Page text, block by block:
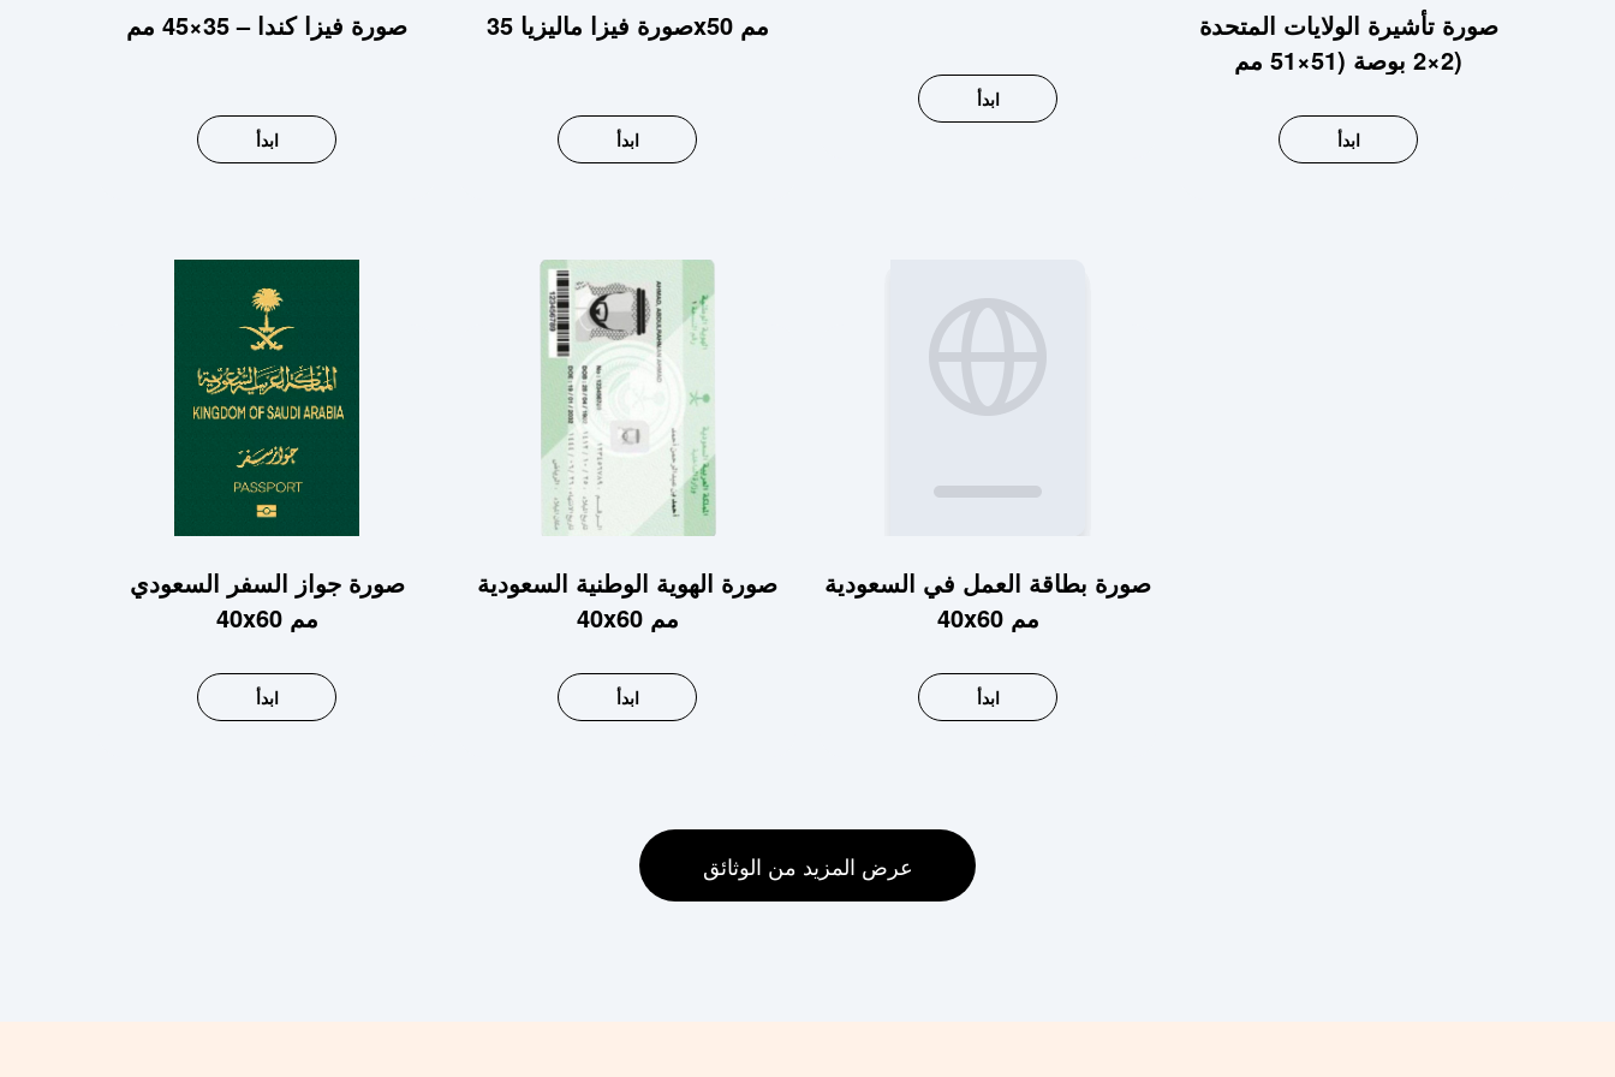
صورة فيزا كندا – 35×45 مم
ابدأ
صورة فيزا ماليزيا 35x50 مم
ابدأ
ابدأ
صورة تأشيرة الولايات المتحدة
2×2 بوصة (51×51 مم)
ابدأ
صورة جواز السفر السعودي
40x60 مم
ابدأ
صورة الهوية الوطنية السعودية
40x60 مم
ابدأ
صورة بطاقة العمل في السعودية
40x60 مم
ابدأ
عرض المزيد من الوثائق